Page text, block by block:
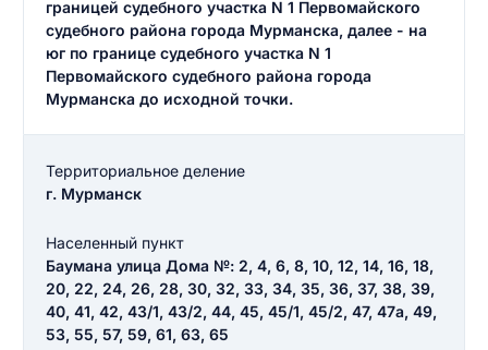
границей судебного участка N 1 Первомайского
судебного района города Мурманска, далее - на
юг по границе судебного участка N 1
Первомайского судебного района города
Мурманска до исходной точки.
Территориальное деление
г. Мурманск
Населенный пункт
Баумана улица Дома №: 2, 4, 6, 8, 10, 12, 14, 16, 18,
20, 22, 24, 26, 28, 30, 32, 33, 34, 35, 36, 37, 38, 39,
40, 41, 42, 43/1, 43/2, 44, 45, 45/1, 45/2, 47, 47а, 49,
53, 55, 57, 59, 61, 63, 65